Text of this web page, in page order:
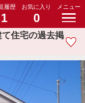
履歴
1
お気に入り
0
メニュー
住宅の過去掲